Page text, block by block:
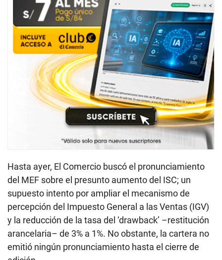
Hasta ayer, El Comercio buscó el pronunciamiento
del MEF sobre el presunto aumento del ISC; un
supuesto intento por ampliar el mecanismo de
percepción del Impuesto General a las Ventas (IGV)
y la reducción de la tasa del ‘drawback’ –restitución
arancelaria– de 3% a 1%. No obstante, la cartera no
emitió ningún pronunciamiento hasta el cierre de